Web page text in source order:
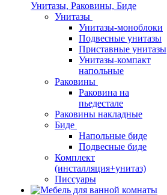
Унитазы, Раковины, Биде
Унитазы
Унитазы-моноблоки
Подвесные унитазы
Приставные унитазы
Унитазы-компакт
напольные
Раковины
Раковина на
пьедестале
Раковины накладные
Биде
Напольные биде
Подвесные биде
Комплект
(инсталляция+унитаз)
Писсуары